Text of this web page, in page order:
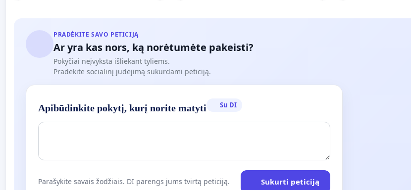
PRADĖKITE SAVO PETICIJĄ
Ar yra kas nors, ką norėtumėte pakeisti?
Pokyčiai neįvyksta išliekant tyliems.
Pradėkite socialinį judėjimą sukurdami peticiją.
Apibūdinkite pokytį, kurį norite matyti Su DI
Parašykite savais žodžiais. DI parengs jums tvirtą peticiją. Sukurti peticiją